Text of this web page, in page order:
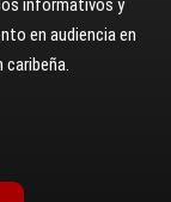
informativos y
en audiencia en